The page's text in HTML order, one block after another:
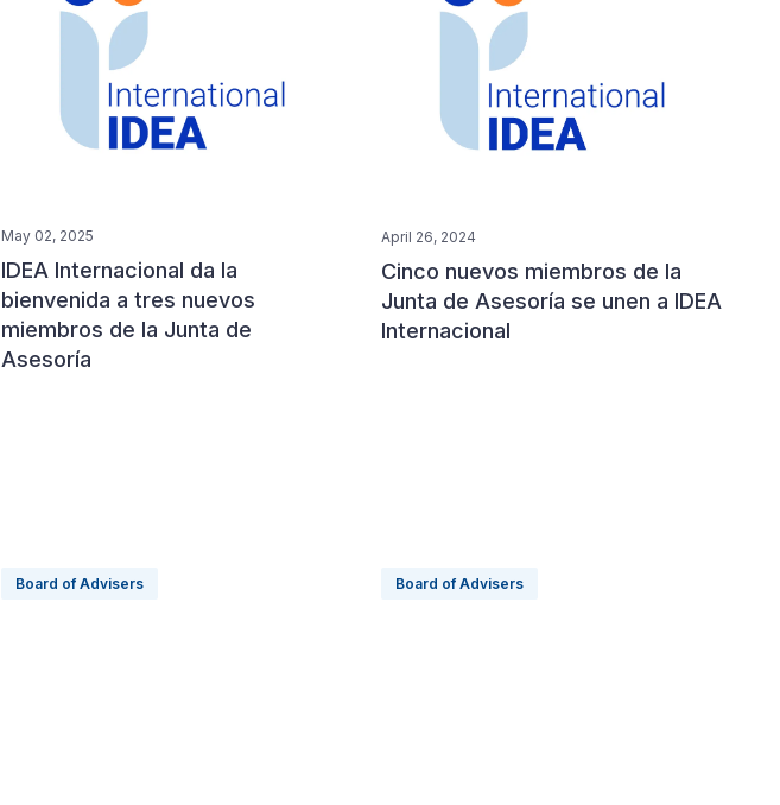
May 02, 2025
IDEA Internacional da la
bienvenida a tres nuevos
miembros de la Junta de
Asesoría
Board of Advisers
April 26, 2024
Cinco nuevos miembros de la
Junta de Asesoría se unen a IDEA
Internacional
Board of Advisers